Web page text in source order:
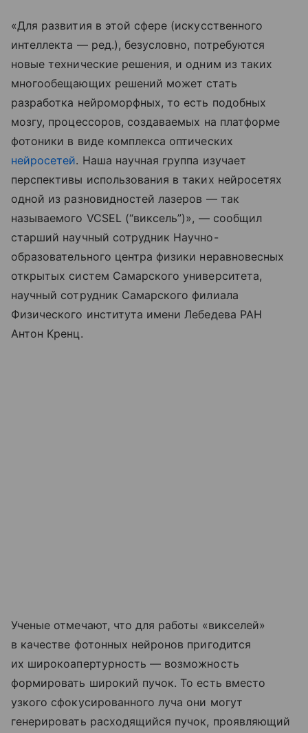
«Для развития в этой сфере (искусственного
интеллекта — ред.), безусловно, потребуются
новые технические решения, и одним из таких
многообещающих решений может стать
разработка нейроморфных, то есть подобных
мозгу, процессоров, создаваемых на платформе
фотоники в виде комплекса оптических
нейросетей. Наша научная группа изучает
перспективы использования в таких нейросетях
одной из разновидностей лазеров — так
называемого VCSEL (“виксель”)», — сообщил
старший научный сотрудник Научно-
образовательного центра физики неравновесных
открытых систем Самарского университета,
научный сотрудник Самарского филиала
Физического института имени Лебедева РАН
Антон Кренц.
Ученые отмечают, что для работы «викселей»
в качестве фотонных нейронов пригодится
их широкоапертурность — возможность
формировать широкий пучок. То есть вместо
узкого сфокусированного луча они могут
генерировать расходящийся пучок, проявляющий